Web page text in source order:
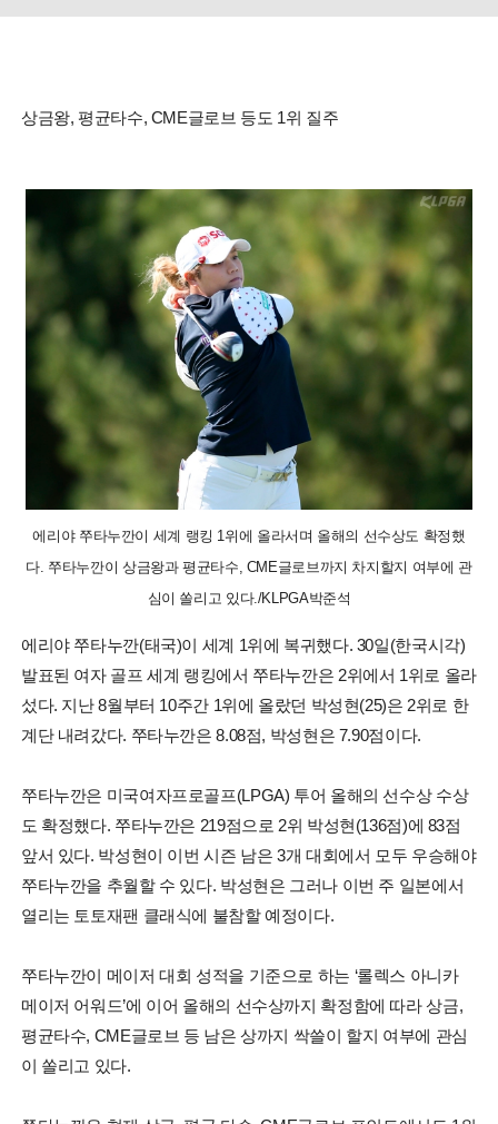
상금왕, 평균타수, CME글로브 등도 1위 질주
에리야 쭈타누깐이 세계 랭킹 1위에 올라서며 올해의 선수상도 확정했
다. 쭈타누깐이 상금왕과 평균타수, CME글로브까지 차지할지 여부에 관
심이 쏠리고 있다./KLPGA박준석
에리야 쭈타누깐(태국)이 세계 1위에 복귀했다. 30일(한국시각)
발표된 여자 골프 세계 랭킹에서 쭈타누깐은 2위에서 1위로 올라
섰다. 지난 8월부터 10주간 1위에 올랐던 박성현(25)은 2위로 한
계단 내려갔다. 쭈타누깐은 8.08점, 박성현은 7.90점이다.
쭈타누깐은 미국여자프로골프(LPGA) 투어 올해의 선수상 수상
도 확정했다. 쭈타누깐은 219점으로 2위 박성현(136점)에 83점
앞서 있다. 박성현이 이번 시즌 남은 3개 대회에서 모두 우승해야
쭈타누깐을 추월할 수 있다. 박성현은 그러나 이번 주 일본에서
열리는 토토재팬 클래식에 불참할 예정이다.
쭈타누깐이 메이저 대회 성적을 기준으로 하는 ‘롤렉스 아니카
메이저 어워드’에 이어 올해의 선수상까지 확정함에 따라 상금,
평균타수, CME글로브 등 남은 상까지 싹쓸이 할지 여부에 관심
이 쏠리고 있다.